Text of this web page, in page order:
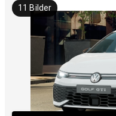
11 Bilder